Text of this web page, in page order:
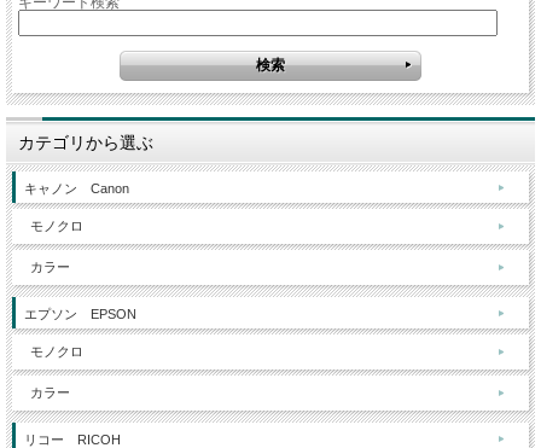
カテゴリから選ぶ
キャノン Canon
モノクロ
カラー
エプソン EPSON
モノクロ
カラー
リコー RICOH